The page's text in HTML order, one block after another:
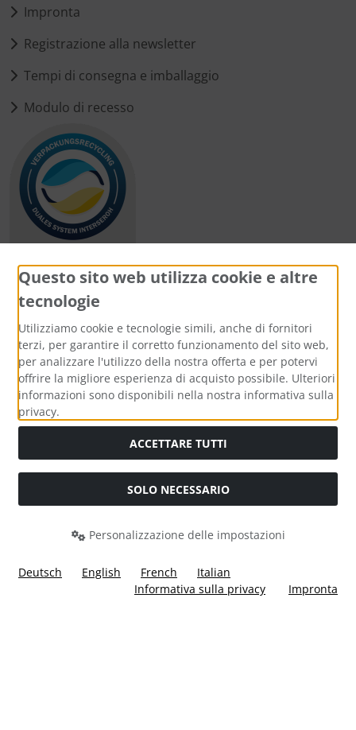
Impronta
Registrazione alla newsletter
Tempi di consegna e imballaggio
Modulo di recesso
Metodi di pagamento
Media sociali
Modulo di recesso
Questo sito web utilizza cookie e altre
tecnologie
Utilizziamo cookie e tecnologie simili, anche di fornitori
terzi, per garantire il corretto funzionamento del sito web,
per analizzare l'utilizzo della nostra offerta e per potervi
offrire la migliore esperienza di acquisto possibile. Ulteriori
informazioni sono disponibili nella nostra informativa sulla
privacy.
ACCETTARE TUTTI
SOLO NECESSARIO
Personalizzazione delle impostazioni
Deutsch English French
Italian
Informativa sulla privacy
Impronta